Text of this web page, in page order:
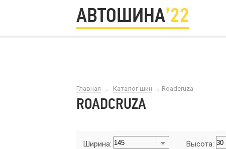
АВТОШИНА’22
Главная → Каталог шин → Roadcruza
ROADCRUZA
Ширина: Высота: